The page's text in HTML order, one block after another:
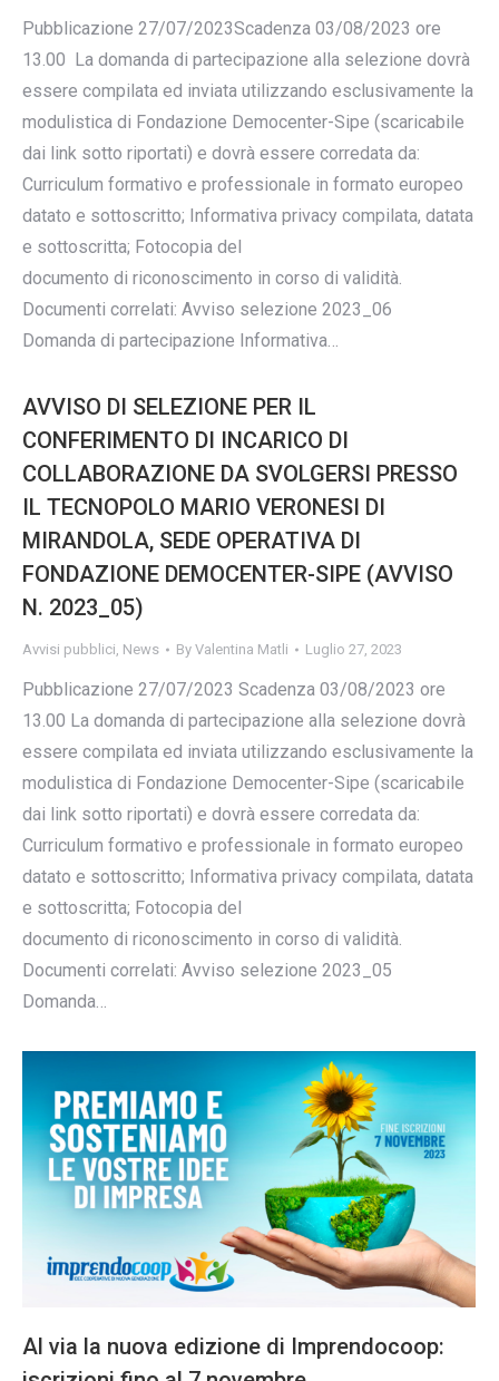
Pubblicazione 27/07/2023Scadenza 03/08/2023 ore
13.00 La domanda di partecipazione alla selezione dovrà
essere compilata ed inviata utilizzando esclusivamente la
modulistica di Fondazione Democenter-Sipe (scaricabile
dai link sotto riportati) e dovrà essere corredata da:
Curriculum formativo e professionale in formato europeo
datato e sottoscritto; Informativa privacy compilata, datata
e sottoscritta; Fotocopia del
documento di riconoscimento in corso di validità.
Documenti correlati: Avviso selezione 2023_06
Domanda di partecipazione Informativa…
AVVISO DI SELEZIONE PER IL
CONFERIMENTO DI INCARICO DI
COLLABORAZIONE DA SVOLGERSI PRESSO
IL TECNOPOLO MARIO VERONESI DI
MIRANDOLA, SEDE OPERATIVA DI
FONDAZIONE DEMOCENTER-SIPE (AVVISO
N. 2023_05)
Avvisi pubblici, News By Valentina Matli Luglio 27, 2023
Pubblicazione 27/07/2023 Scadenza 03/08/2023 ore
13.00 La domanda di partecipazione alla selezione dovrà
essere compilata ed inviata utilizzando esclusivamente la
modulistica di Fondazione Democenter-Sipe (scaricabile
dai link sotto riportati) e dovrà essere corredata da:
Curriculum formativo e professionale in formato europeo
datato e sottoscritto; Informativa privacy compilata, datata
e sottoscritta; Fotocopia del
documento di riconoscimento in corso di validità.
Documenti correlati: Avviso selezione 2023_05
Domanda…
Al via la nuova edizione di Imprendocoop: